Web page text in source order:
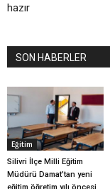
hazır
SON HABERLER
Eğitim
Silivri İlçe Milli Eğitim
Müdürü Damat’tan yeni